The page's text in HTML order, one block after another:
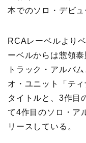
本でのソロ・デビュ
RCAレーベルより
ーベルからは惣領
トラック・アルバ
オ・ユニット「テ
タイトルと、3作目
て4作目のソロ・ア
リースしている。